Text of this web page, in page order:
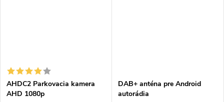
AHDC2 Parkovacia kamera
AHD 1080p
DAB+ anténa pre Android
autorádia